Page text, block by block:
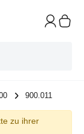
900.011
zu ihrer